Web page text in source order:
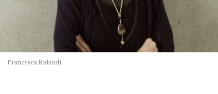
Francesca Rolandi